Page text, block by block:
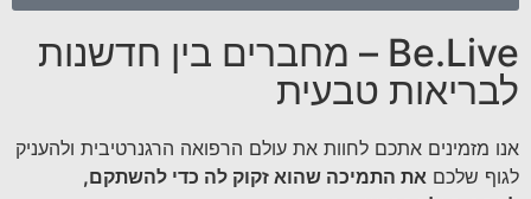
Be.Live – מחברים בין חדשנות
לבריאות טבעית
אנו מזמינים אתכם לחוות את עולם הרפואה הרגנרטיבית ולהעניק
לגוף שלכם את התמיכה שהוא זקוק לה כדי להשתקם,